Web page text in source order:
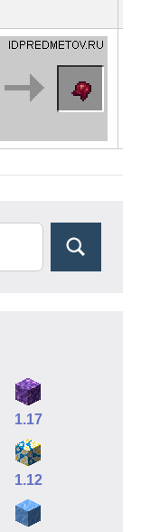
1.17
1.12